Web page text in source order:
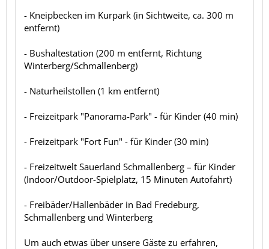
- Kneipbecken im Kurpark (in Sichtweite, ca. 300 m
entfernt)
- Bushaltestation (200 m entfernt, Richtung
Winterberg/Schmallenberg)
- Naturheilstollen (1 km entfernt)
- Freizeitpark "Panorama-Park" - für Kinder (40 min)
- Freizeitpark "Fort Fun" - für Kinder (30 min)
- Freizeitwelt Sauerland Schmallenberg – für Kinder
(Indoor/Outdoor-Spielplatz, 15 Minuten Autofahrt)
- Freibäder/Hallenbäder in Bad Fredeburg,
Schmallenberg und Winterberg
Um auch etwas über unsere Gäste zu erfahren,